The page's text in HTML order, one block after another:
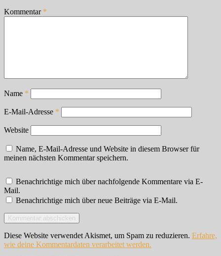
Kommentar *
Name *
E-Mail-Adresse *
Website
Name, E-Mail-Adresse und Website in diesem Browser für
meinen nächsten Kommentar speichern.
Benachrichtige mich über nachfolgende Kommentare via E-
Mail.
Benachrichtige mich über neue Beiträge via E-Mail.
Diese Website verwendet Akismet, um Spam zu reduzieren. Erfahre,
wie deine Kommentardaten verarbeitet werden.